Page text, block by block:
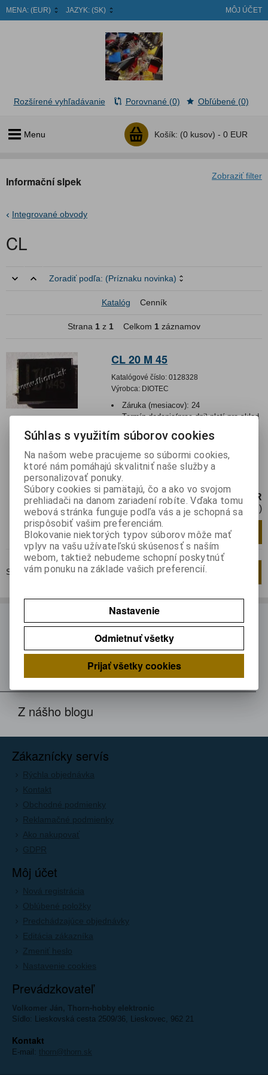
MENA: (EUR) JAZYK: (SK) MÔJ ÚČET
Menu Košík: (0 kusov) - 0 EUR
Rozšírené vyhľadávanie Porovnané (0) Obľúbené (0)
Zobraziť filter
Informační slpek
Integrované obvody
CL
Zoradiť podľa: (Príznaku novinka)
Katalóg Cenník
Strana 1 z 1 Celkom 1 záznamov
CL 20 M 45
Katalógové číslo: 0128328
Výrobca: DIOTEC
Záruka (mesiacov): 24
Termín dodania(prac.dni)-platí pre sklad
Hmotnosť:0,0005 kg
Hmotnosť balenia:
0,0005 kg
Integrovaný obvod LED DRIVER LINEAR
20mA/45V 1W SMB
0,99 EUR
0,81 EUR (Cena bez DPH)
ks Pridať do košíka
Strana1z1Celkom1záznamov
ODBER NOVINIEK
Prihláste sa k odberu noviniek
Z nášho blogu
Zákaznícky servís
Rýchla objednávka
Kontakt
Obchodné podmienky
Reklamačné podmienky
Ako nakupovať
GDPR
Môj účet
Nová registrácia
Oblúbené položky
Predchádzajúce objednávky
Editácia zákazníka
Zmeniť heslo
Nastavenie cookies
Prevádzkovateľ
Volkomer Ján, Thorn-hobby elektronic
Sídlo: Lieskovská cesta 2509/36, Lieskovec, 962 21
Kontakt
E-mail: thorn@thorn.sk
Súhlas s využitím súborov cookies
Na našom webe pracujeme so súbormi cookies,
ktoré nám pomáhajú skvalitniť naše služby a
personalizovať ponuky.
Súbory cookies si pamätajú, čo a ako vo svojom
prehliadači na danom zariadení robíte. Vďaka tomu
webová stránka funguje podľa vás a je schopná sa
prispôsobiť vašim preferenciám.
Blokovanie niektorých typov súborov môže mať
vplyv na vašu užívateľskú skúsenosť s naším
webom, taktiež nebudeme schopní poskytnúť
vám ponuku na základe vašich preferencií.
Nastavenie
Odmietnuť všetky
Prijať všetky cookies